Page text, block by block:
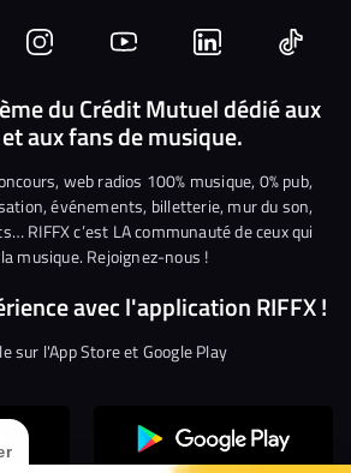
Nous
rejoindre
sur
Instagram
Nous
rejoindre
sur
YouTube
Nous
rejoindre
sur
Linkedin
Nous
du Crédit Mutuel dédié aux
aux fans de musique.
web radios 100% musique, 0% pub,
événements, billetterie, mur du son,
RIFFX c’est LA communauté de ceux qui
musique. Rejoignez-nous !
avec l'application RIFFX !
sur l'App Store et Google Play